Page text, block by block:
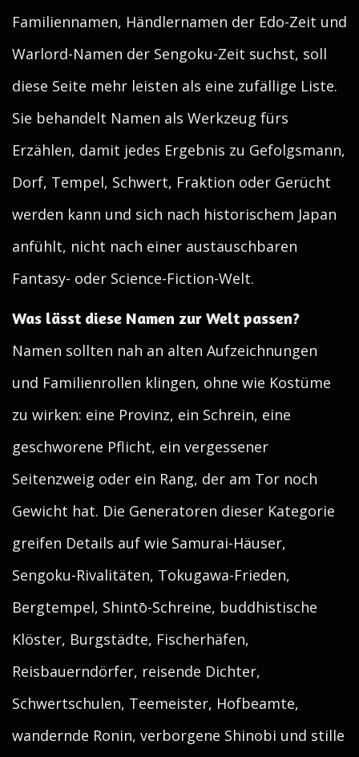
Familiennamen, Händlernamen der Edo-Zeit und
Warlord-Namen der Sengoku-Zeit suchst, soll
diese Seite mehr leisten als eine zufällige Liste.
Sie behandelt Namen als Werkzeug fürs
Erzählen, damit jedes Ergebnis zu Gefolgsmann,
Dorf, Tempel, Schwert, Fraktion oder Gerücht
werden kann und sich nach historischem Japan
anfühlt, nicht nach einer austauschbaren
Fantasy- oder Science-Fiction-Welt.
Was lässt diese Namen zur Welt passen?
Namen sollten nah an alten Aufzeichnungen
und Familienrollen klingen, ohne wie Kostüme
zu wirken: eine Provinz, ein Schrein, eine
geschworene Pflicht, ein vergessener
Seitenzweig oder ein Rang, der am Tor noch
Gewicht hat. Die Generatoren dieser Kategorie
greifen Details auf wie Samurai-Häuser,
Sengoku-Rivalitäten, Tokugawa-Frieden,
Bergtempel, Shintō-Schreine, buddhistische
Klöster, Burgstädte, Fischerhäfen,
Reisbauerndörfer, reisende Dichter,
Schwertschulen, Teemeister, Hofbeamte,
wandernde Ronin, verborgene Shinobi und stille